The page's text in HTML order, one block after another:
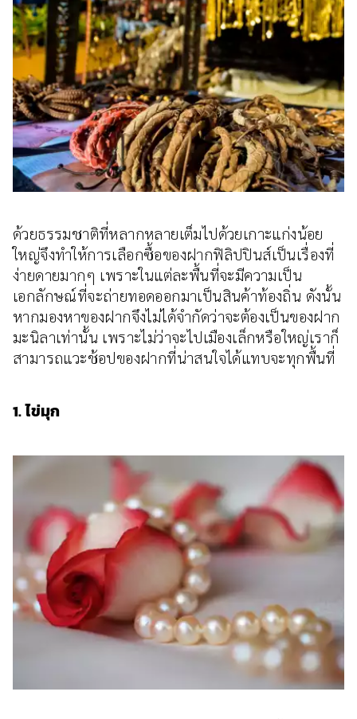
ด้วยธรรมชาติที่หลากหลายเต็มไปด้วยเกาะแก่งน้อย
ใหญ่จึงทำให้การเลือกซื้อของฝากฟิลิปปินส์เป็นเรื่องที่
ง่ายดายมากๆ เพราะในแต่ละพื้นที่จะมีความเป็น
เอกลักษณ์ที่จะถ่ายทอดออกมาเป็นสินค้าท้องถิ่น ดังนั้น
หากมองหาของฝากจึงไม่ได้จำกัดว่าจะต้องเป็นของฝาก
มะนิลาเท่านั้น เพราะไม่ว่าจะไปเมืองเล็กหรือใหญ่เราก็
สามารถแวะช้อปของฝากที่น่าสนใจได้แทบจะทุกพื้นที่
1. ไข่มุก